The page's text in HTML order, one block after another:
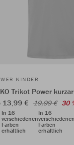
KINDER
Trikot Power
13,99 € 19,99 € 30
In 16
verschiedenen
Farben
erhältlich
In 16
Farben
erhältlich